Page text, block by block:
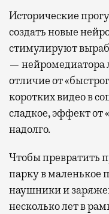
Исторические
создать новые
стимулируют
— нейромедиатора
отличие от
коротких видео в
сладкое, эффект от
надолго.
Чтобы превратить
парку в маленькое
наушники и
несколько лет в